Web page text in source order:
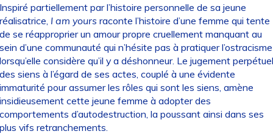
partiellement par l’histoire personnelle de sa jeune
I am yours raconte l’histoire d’une femme qui tente
se réapproprier un amour propre cruellement manquant au
d’une communauté qui n’hésite pas à pratiquer l’ostracisme
considère qu’il y a déshonneur. Le jugement perpétuel
siens à l’égard de ses actes, couplé à une évidente
pour assumer les rôles qui sont les siens, amène
cette jeune femme à adopter des
d’autodestruction, la poussant ainsi dans ses
vifs retranchements.